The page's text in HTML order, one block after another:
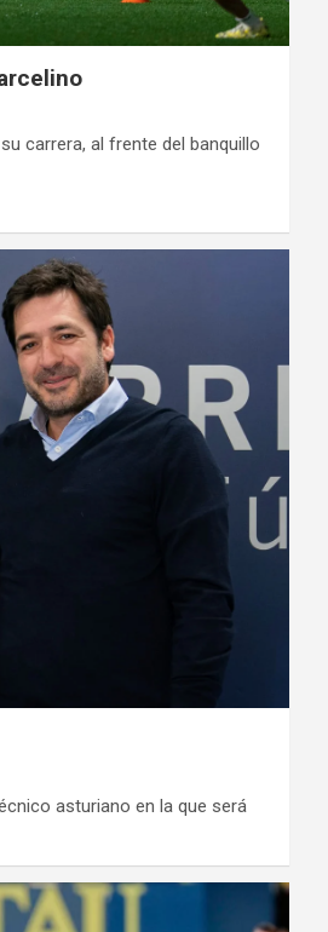
carrera, al frente del banquillo
asturiano en la que será